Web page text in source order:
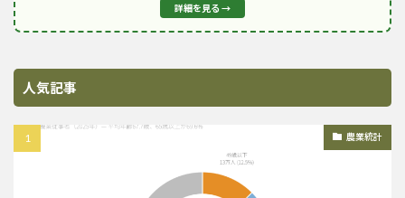
詳細を見る →
人気記事
農業統計